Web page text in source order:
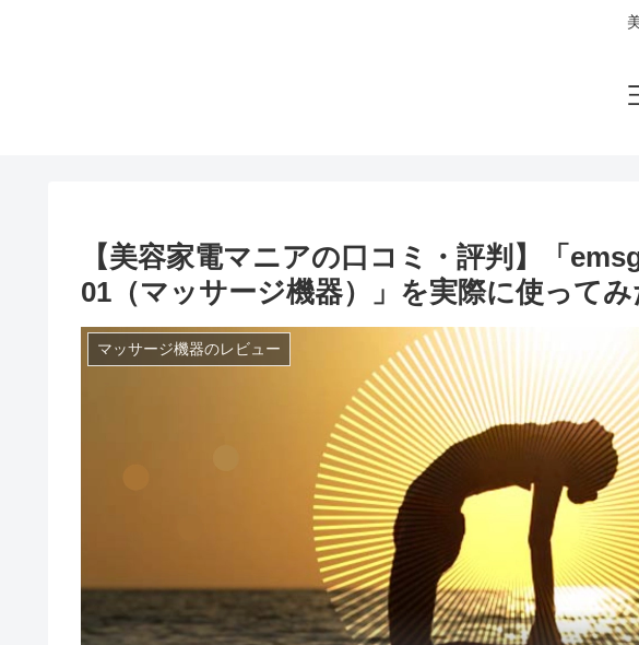
【美容家電マニアの口コミ・評判】「
01（マッサージ機器）」を実際に使って
マッサージ機器のレビュー